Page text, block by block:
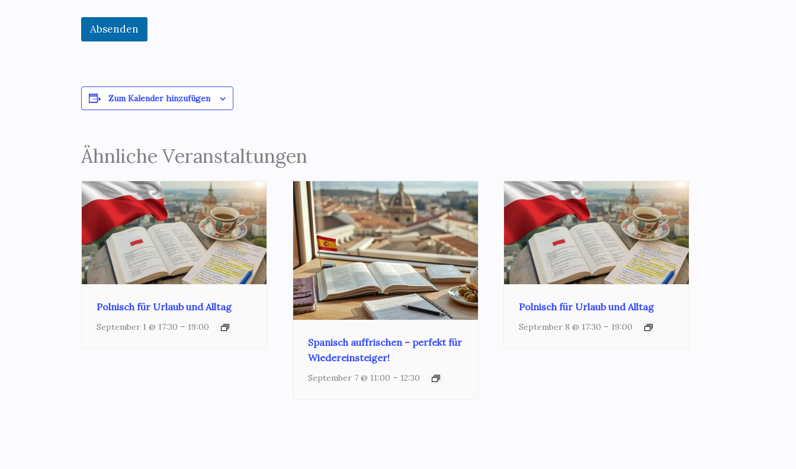
Absenden
Zum Kalender hinzufügen
Ähnliche Veranstaltungen
Polnisch für Urlaub und Alltag
September 1 @ 17:30 – 19:00
Spanisch auffrischen – perfekt für
Wiedereinsteiger!
September 7 @ 11:00 – 12:30
Polnisch für Urlaub und Alltag
September 8 @ 17:30 – 19:00